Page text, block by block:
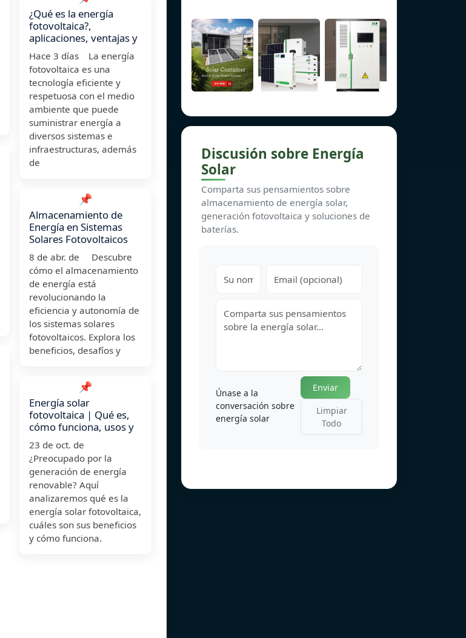
¿Qué es la energía
fotovoltaica?,
aplicaciones, ventajas y
Hace 3 días La energía
fotovoltaica es una
tecnología eficiente y
respetuosa con el medio
ambiente que puede
suministrar energía a
diversos sistemas e
infraestructuras, además
de
📌
Almacenamiento de
Energía en Sistemas
Solares Fotovoltaicos
8 de abr. de Descubre
cómo el almacenamiento
de energía está
revolucionando la
eficiencia y autonomía de
los sistemas solares
fotovoltaicos. Explora los
beneficios, desafíos y
📌
Energía solar
fotovoltaica | Qué es,
cómo funciona, usos y
23 de oct. de
¿Preocupado por la
generación de energía
renovable? Aquí
analizaremos qué es la
energía solar fotovoltaica,
cuáles son sus beneficios
y cómo funciona.
Discusión sobre Energía
Solar
Comparta sus pensamientos sobre
almacenamiento de energía solar,
generación fotovoltaica y soluciones de
baterías.
Únase a la
conversación sobre
energía solar
Enviar
Limpiar
Todo